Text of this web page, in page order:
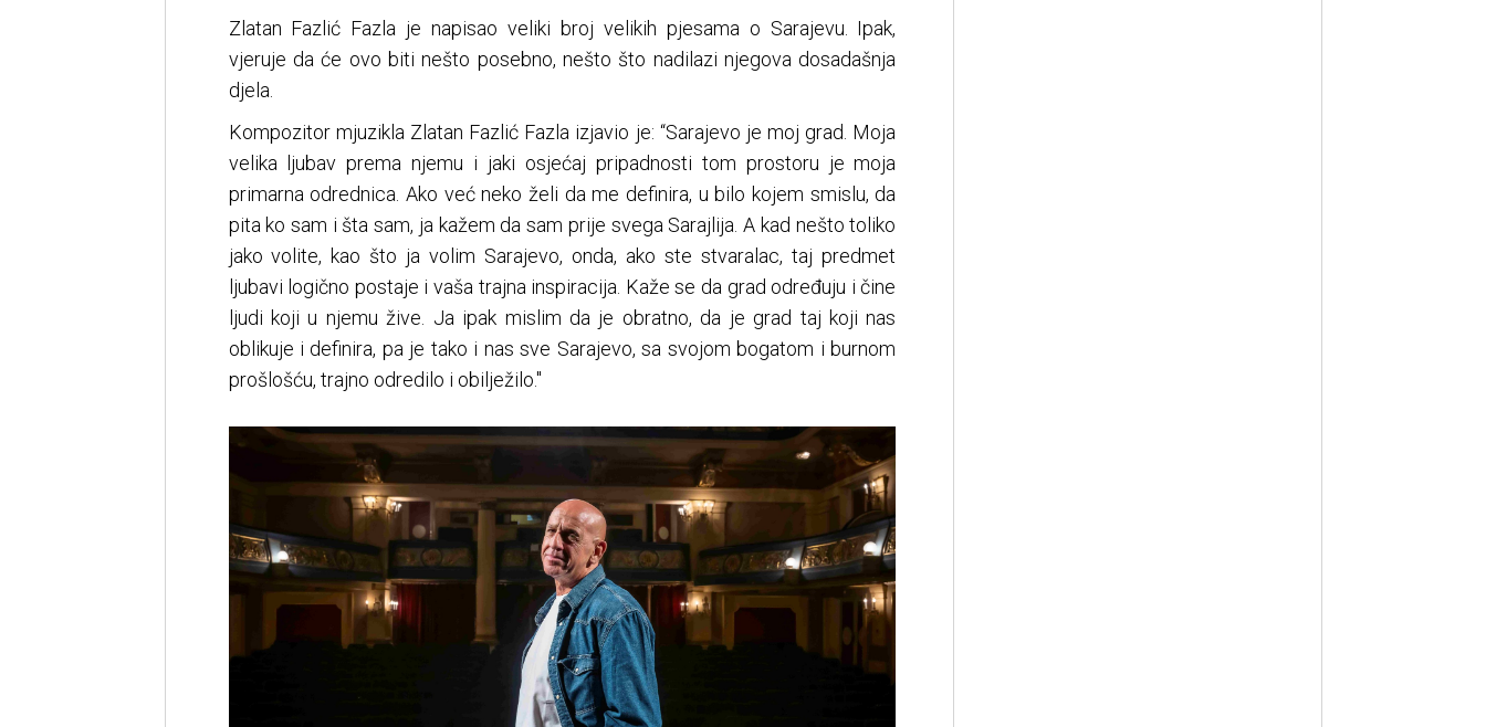
Zlatan Fazlić Fazla je napisao veliki broj velikih pjesama o Sarajevu. Ipak,
vjeruje da će ovo biti nešto posebno, nešto što nadilazi njegova dosadašnja
djela.
Kompozitor mjuzikla Zlatan Fazlić Fazla izjavio je: “Sarajevo je moj grad. Moja
velika ljubav prema njemu i jaki osjećaj pripadnosti tom prostoru je moja
primarna odrednica. Ako već neko želi da me definira, u bilo kojem smislu, da
pita ko sam i šta sam, ja kažem da sam prije svega Sarajlija. A kad nešto toliko
jako volite, kao što ja volim Sarajevo, onda, ako ste stvaralac, taj predmet
ljubavi logično postaje i vaša trajna inspiracija. Kaže se da grad određuju i čine
ljudi koji u njemu žive. Ja ipak mislim da je obratno, da je grad taj koji nas
oblikuje i definira, pa je tako i nas sve Sarajevo, sa svojom bogatom i burnom
prošlošću, trajno odredilo i obilježilo.''